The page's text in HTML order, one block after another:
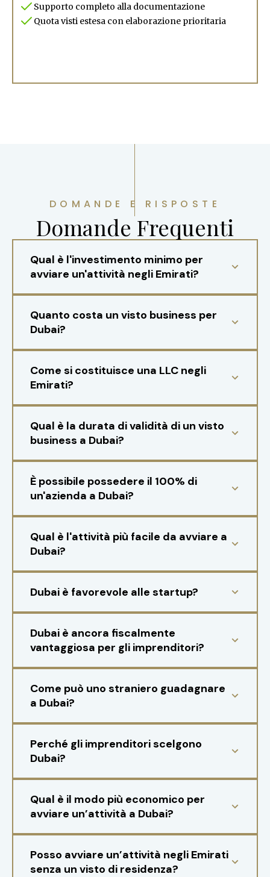
Supporto completo alla documentazione
Quota visti estesa con elaborazione prioritaria
DOMANDE E RISPOSTE
Domande Frequenti
Qual è l'investimento minimo per
avviare un'attività negli Emirati?
Quanto costa un visto business per
Dubai?
Come si costituisce una LLC negli
Emirati?
Qual è la durata di validità di un visto
business a Dubai?
È possibile possedere il 100% di
un'azienda a Dubai?
Qual è l'attività più facile da avviare a
Dubai?
Dubai è favorevole alle startup?
Dubai è ancora fiscalmente
vantaggiosa per gli imprenditori?
Come può uno straniero guadagnare
a Dubai?
Perché gli imprenditori scelgono
Dubai?
Qual è il modo più economico per
avviare un’attività a Dubai?
Posso avviare un’attività negli Emirati
senza un visto di residenza?